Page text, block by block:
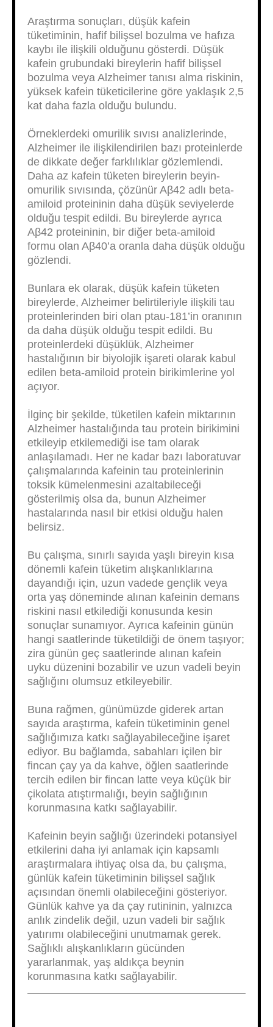
Araştırma sonuçları, düşük kafein
tüketiminin, hafif bilişsel bozulma ve hafıza
kaybı ile ilişkili olduğunu gösterdi. Düşük
kafein grubundaki bireylerin hafif bilişsel
bozulma veya Alzheimer tanısı alma riskinin,
yüksek kafein tüketicilerine göre yaklaşık 2,5
kat daha fazla olduğu bulundu.
Örneklerdeki omurilik sıvısı analizlerinde,
Alzheimer ile ilişkilendirilen bazı proteinlerde
de dikkate değer farklılıklar gözlemlendi.
Daha az kafein tüketen bireylerin beyin-
omurilik sıvısında, çözünür Aβ42 adlı beta-
amiloid proteininin daha düşük seviyelerde
olduğu tespit edildi. Bu bireylerde ayrıca
Aβ42 proteininin, bir diğer beta-amiloid
formu olan Aβ40’a oranla daha düşük olduğu
gözlendi.
Bunlara ek olarak, düşük kafein tüketen
bireylerde, Alzheimer belirtileriyle ilişkili tau
proteinlerinden biri olan ptau-181’in oranının
da daha düşük olduğu tespit edildi. Bu
proteinlerdeki düşüklük, Alzheimer
hastalığının bir biyolojik işareti olarak kabul
edilen beta-amiloid protein birikimlerine yol
açıyor.
İlginç bir şekilde, tüketilen kafein miktarının
Alzheimer hastalığında tau protein birikimini
etkileyip etkilemediği ise tam olarak
anlaşılamadı. Her ne kadar bazı laboratuvar
çalışmalarında kafeinin tau proteinlerinin
toksik kümelenmesini azaltabileceği
gösterilmiş olsa da, bunun Alzheimer
hastalarında nasıl bir etkisi olduğu halen
belirsiz.
Bu çalışma, sınırlı sayıda yaşlı bireyin kısa
dönemli kafein tüketim alışkanlıklarına
dayandığı için, uzun vadede gençlik veya
orta yaş döneminde alınan kafeinin demans
riskini nasıl etkilediği konusunda kesin
sonuçlar sunamıyor. Ayrıca kafeinin günün
hangi saatlerinde tüketildiği de önem taşıyor;
zira günün geç saatlerinde alınan kafein
uyku düzenini bozabilir ve uzun vadeli beyin
sağlığını olumsuz etkileyebilir.
Buna rağmen, günümüzde giderek artan
sayıda araştırma, kafein tüketiminin genel
sağlığımıza katkı sağlayabileceğine işaret
ediyor. Bu bağlamda, sabahları içilen bir
fincan çay ya da kahve, öğlen saatlerinde
tercih edilen bir fincan latte veya küçük bir
çikolata atıştırmalığı, beyin sağlığının
korunmasına katkı sağlayabilir.
Kafeinin beyin sağlığı üzerindeki potansiyel
etkilerini daha iyi anlamak için kapsamlı
araştırmalara ihtiyaç olsa da, bu çalışma,
günlük kafein tüketiminin bilişsel sağlık
açısından önemli olabileceğini gösteriyor.
Günlük kahve ya da çay rutininin, yalnızca
anlık zindelik değil, uzun vadeli bir sağlık
yatırımı olabileceğini unutmamak gerek.
Sağlıklı alışkanlıkların gücünden
yararlanmak, yaş aldıkça beynin
korunmasına katkı sağlayabilir.